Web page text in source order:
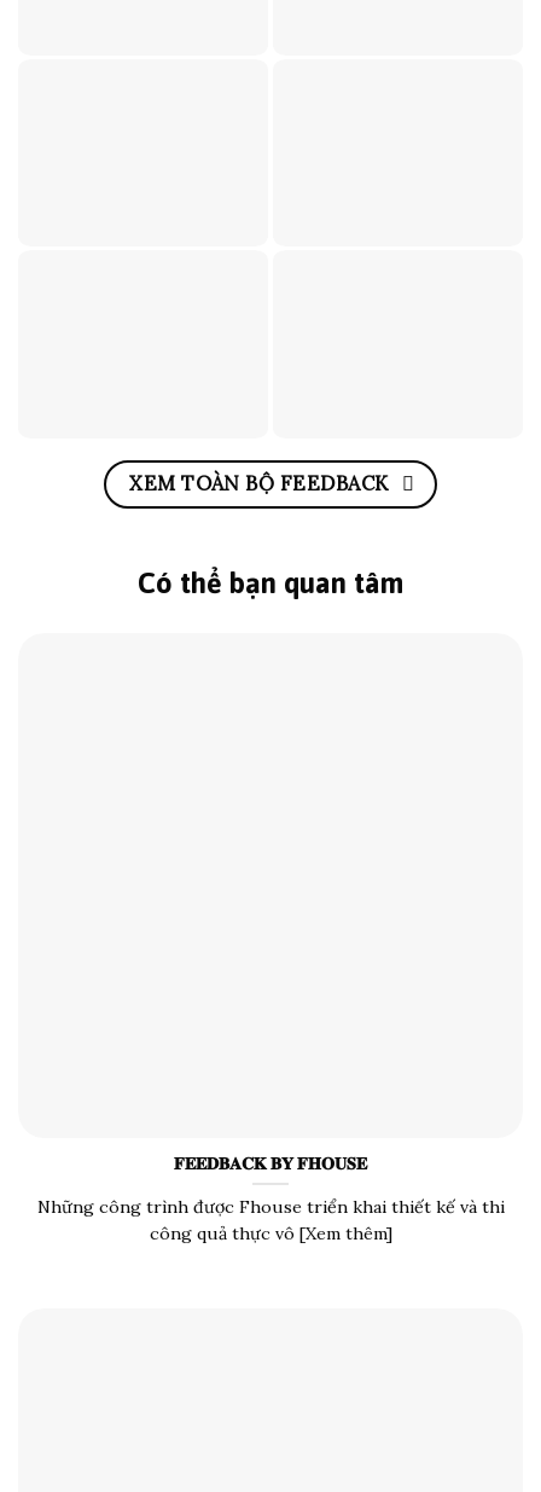
XEM TOÀN BỘ FEEDBACK
Có thể bạn quan tâm
𝐅𝐄𝐄𝐃𝐁𝐀𝐂𝐊 𝐁𝐘 𝐅𝐇𝐎𝐔𝐒𝐄
Những công trình được Fhouse triển khai thiết kế và thi
công quả thực vô [Xem thêm]